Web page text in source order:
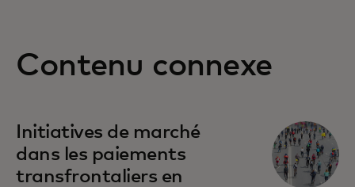
Contenu connexe
Initiatives de marché
dans les paiements
transfrontaliers en